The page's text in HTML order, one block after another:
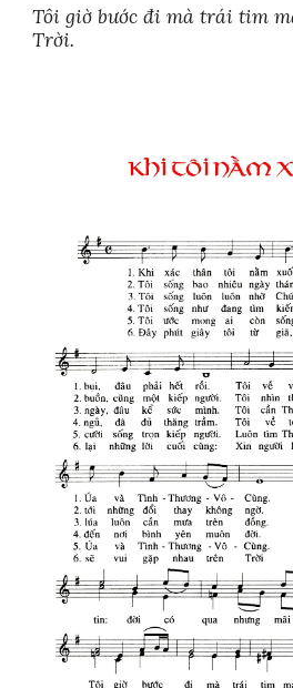
Tôi giờ bước đi mà trái tim
Trời.